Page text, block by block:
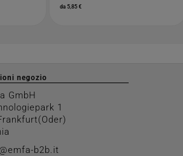
da 5,85 €
negozio
GmbH
1
b2b.it